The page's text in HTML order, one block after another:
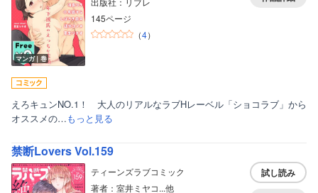
マンガ｜巻
145ページ
（4）
えろキュンNO.1！ 大人のリアルなラブHレーベル「ショコラブ」から
オススメの…もっと見る
禁断Lovers Vol.159
ティーンズラブコミック
著者：室井ミヤコ...他
試し読み